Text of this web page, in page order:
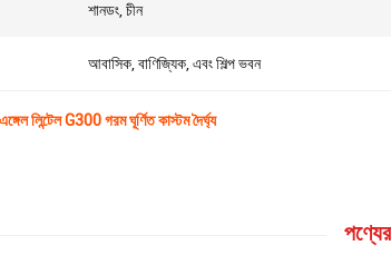
শানডং, চীন
আবাসিক, বাণিজ্যিক, এবং শিল্প ভবন
লিন্টেল G300 গরম ঘূর্ণিত কাস্টম দৈর্ঘ্য
পণ্যের